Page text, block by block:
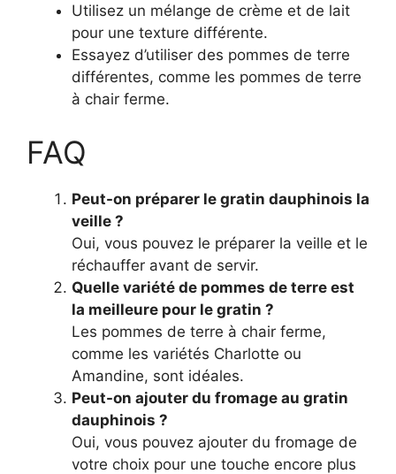
Utilisez un mélange de crème et de lait
pour une texture différente.
Essayez d’utiliser des pommes de terre
différentes, comme les pommes de terre
à chair ferme.
FAQ
Peut-on préparer le gratin dauphinois la
veille ?
Oui, vous pouvez le préparer la veille et le
réchauffer avant de servir.
Quelle variété de pommes de terre est
la meilleure pour le gratin ?
Les pommes de terre à chair ferme,
comme les variétés Charlotte ou
Amandine, sont idéales.
Peut-on ajouter du fromage au gratin
dauphinois ?
Oui, vous pouvez ajouter du fromage de
votre choix pour une touche encore plus